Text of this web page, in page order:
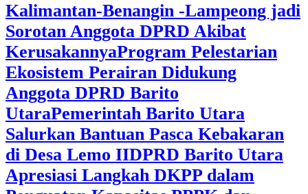
Kalimantan-Benangin -Lampeong jadi
Sorotan Anggota DPRD Akibat
KerusakannyaProgram Pelestarian
Ekosistem Perairan Didukung
Anggota DPRD Barito
UtaraPemerintah Barito Utara
Salurkan Bantuan Pasca Kebakaran
di Desa Lemo IIDPRD Barito Utara
Apresiasi Langkah DKPP dalam